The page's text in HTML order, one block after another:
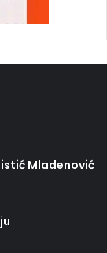
Mladenović